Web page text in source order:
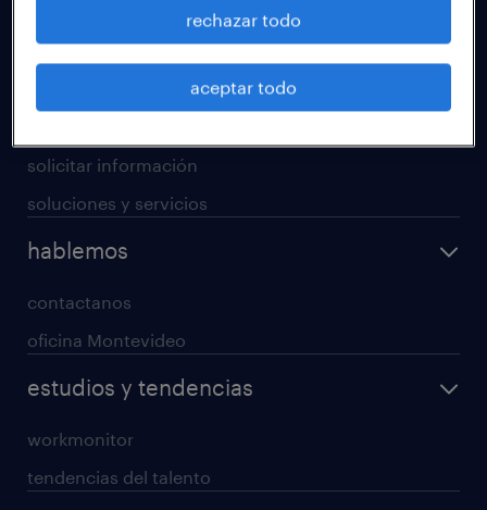
professional
solicitar información
soluciones y servicios
hablemos
contactanos
oficina Montevideo
estudios y tendencias
workmonitor
tendencias del talento
rechazar todo
aceptar todo